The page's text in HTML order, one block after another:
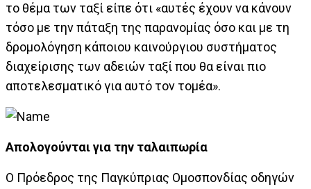
το θέμα των ταξί είπε ότι «αυτές έχουν να κάνουν
τόσο με την πάταξη της παρανομίας όσο και με τη
δρομολόγηση κάποιου καινούργιου συστήματος
διαχείρισης των αδειών ταξί που θα είναι πιο
αποτελεσματικό για αυτό τον τομέα».
Aπολογούνται για την ταλαιπωρία
Ο Πρόεδρος της Παγκύπριας Ομοσπονδίας οδηγών